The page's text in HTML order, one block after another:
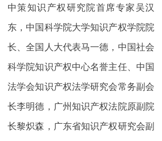
中策知识产权研究院首席专家吴汉
东，中国科学院大学知识产权学院院
长、全国人大代表马一德，中国社会
科学院知识产权中心名誉主任、中国
法学会知识产权法学研究会常务副会
长李明德，广州知识产权法院原副院
长黎炽森，广东省知识产权研究会副